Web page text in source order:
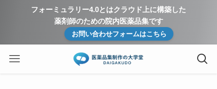
フォーミュラリー4.0とはクラウド上に構築した
薬剤師のための院内医薬品集です
お問い合わせフォームはこちら